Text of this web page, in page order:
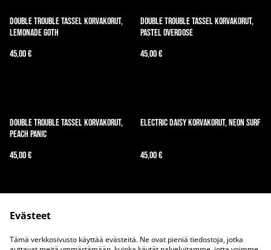
Double trouble tassel korvakorut,
lemonade goth
45,00 €
Double trouble tassel korvakorut,
pastel overdose
45,00 €
Double trouble tassel korvakorut,
Peach panic
45,00 €
Electric daisy korvakorut, Neon Surf
45,00 €
Evästeet
Tämä verkkosivusto käyttää evästeitä. Ne ovat pieniä tiedostoja, jotka